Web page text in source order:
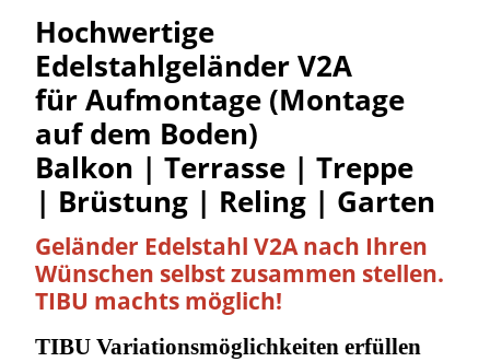
Hochwertige
Edelstahlgeländer V2A
für Aufmontage (Montage
auf dem Boden)
Balkon | Terrasse | Treppe
| Brüstung | Reling | Garten
Geländer Edelstahl V2A nach Ihren
Wünschen selbstzusammen stellen.
TIBU machts möglich!
TIBU Variationsmöglichkeitenerfüllen